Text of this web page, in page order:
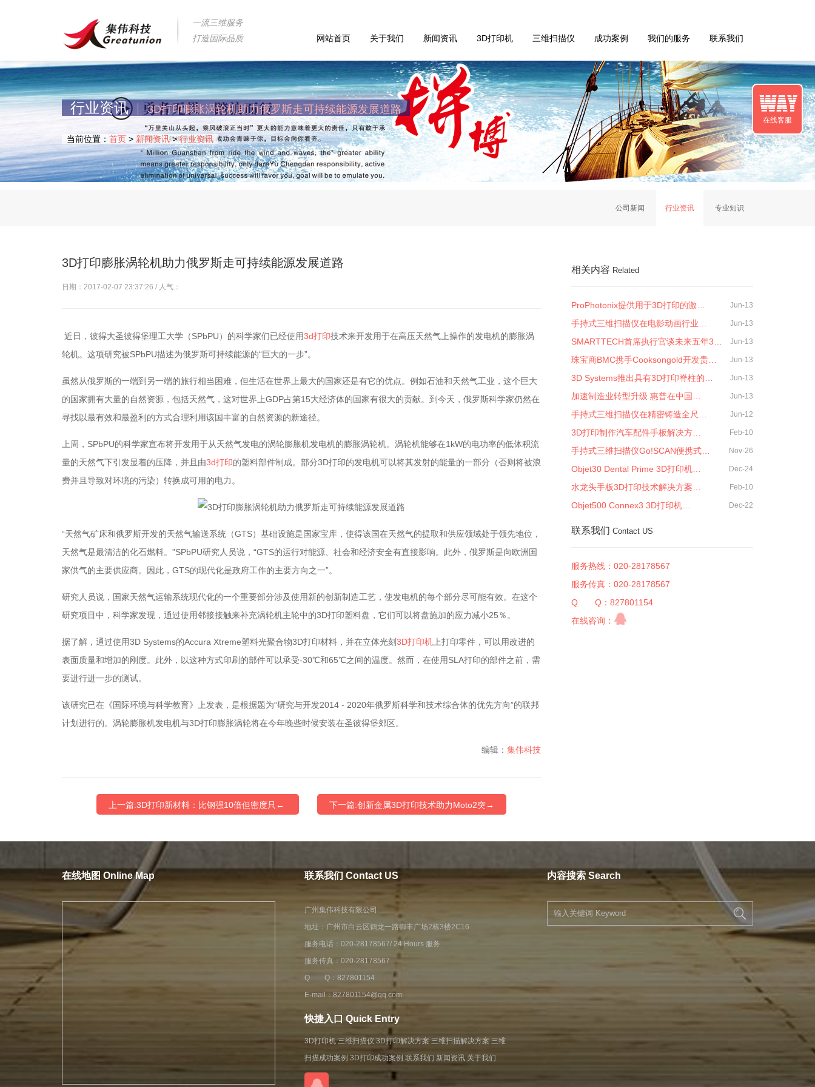
一流三维服务
打造国际品质
网站首页 关于我们 新闻资讯 3D打印机 三维扫描仪 成功案例 我们的服务 联系我们
行业资讯 3D打印膨胀涡轮机助力俄罗斯走可持续能源发展道路
当前位置： 首页 > 新闻资讯>行业资讯
公司新闻 行业资讯 专业知识
3D打印膨胀涡轮机助力俄罗斯走可持续能源发展道路
日期：2017-02-07 23:37:26 / 人气：
近日，彼得大圣彼得堡理工大学（SPbPU）的科学家们已经使用3d打印技术来开发用于在高压天然气上操作的发电机的膨胀涡
轮机。这项研究被SPbPU描述为俄罗斯可持续能源的“巨大的一步”。
虽然从俄罗斯的一端到另一端的旅行相当困难，但生活在世界上最大的国家还是有它的优点。例如石油和天然气工业，这个巨大
的国家拥有大量的自然资源，包括天然气，这对世界上GDP占第15大经济体的国家有很大的贡献。到今天，俄罗斯科学家仍然在
寻找以最有效和最盈利的方式合理利用该国丰富的自然资源的新途径。
上周，SPbPU的科学家宣布将开发用于从天然气发电的涡轮膨胀机发电机的膨胀涡轮机。涡轮机能够在1kW的电功率的低体积流
量的天然气下引发显着的压降，并且由3d打印的塑料部件制成。部分3D打印的发电机可以将其发射的能量的一部分（否则将被浪
费并且导致对环境的污染）转换成可用的电力。
“天然气矿床和俄罗斯开发的天然气输送系统（GTS）基础设施是国家宝库，使得该国在天然气的提取和供应领域处于领先地位，
天然气是最清洁的化石燃料。”SPbPU研究人员说，“GTS的运行对能源、社会和经济安全有直接影响。此外，俄罗斯是向欧洲国
家供气的主要供应商。因此，GTS的现代化是政府工作的主要方向之一”。
研究人员说，国家天然气运输系统现代化的一个重要部分涉及使用新的创新制造工艺，使发电机的每个部分尽可能有效。在这个
研究项目中，科学家发现，通过使用邻接接触来补充涡轮机主轮中的3D打印塑料盘，它们可以将盘施加的应力减小25％。
据了解，通过使用3D Systems的Accura Xtreme塑料光聚合物3D打印材料，并在立体光刻3D打印机 上打印零件，可以用改进的
表面质量和增加的刚度。此外，以这种方式印刷的部件可以承受-30℃和65℃之间的温度。然而，在使用SLA打印的部件之前，需
要进行进一步的测试。
该研究已在《国际环境与科学教育》上发表，是根据题为“研究与开发2014 - 2020年俄罗斯科学和技术综合体的优先方向”的联邦
计划进行的。涡轮膨胀机发电机与3D打印膨胀涡轮将在今年晚些时候安装在圣彼得堡郊区。
编辑： 集伟科技
上一篇:3D打印新材料：比钢强10倍但密度只← 下一篇:创新金属3D打印技术助力Moto2突→
相关内容 Related
ProPhotonix提供用于3D打印的激… Jun-13
手持式三维扫描仪在电影动画行业… Jun-13
SMARTTECH首席执行官谈未来五年3… Jun-13
珠宝商BMC携手Cooksongold开发贵… Jun-13
3D Systems推出具有3D打印脊柱的… Jun-13
加速制造业转型升级 惠普在中国… Jun-13
手持式三维扫描仪在精密铸造全尺… Jun-12
3D打印制作汽车配件手板解决方… Feb-10
手持式三维扫描仪Go!SCAN便携式… Nov-26
Objet30 Dental Prime 3D打印机… Dec-24
水龙头手板3D打印技术解决方案… Feb-10
Objet500 Connex3 3D打印机… Dec-22
联系我们 Contact US
服务热线：020-28178567
服务传真：020-28178567
Q Q：827801154
在线咨询：
在线地图 Online Map 联系我们 Contact US
广州集伟科技有限公司
地址：广州市白云区鹤龙一路御丰广场2栋3楼2C16
服务电话：020-28178567/ 24 Hours 服务
服务传真：020-28178567
Q Q：827801154
E-mail：827801154@qq.com
快捷入口 Quick Entry
3D打印机 三维扫描仪 3D打印解决方案 三维扫描解决方案 三维
扫描成功案例 3D打印成功案例 联系我们 新闻资讯 关于我们
内容搜索 Search
在线客服